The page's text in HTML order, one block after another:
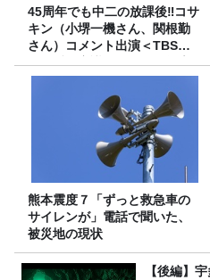
45周年でも中二の放課後‼コサ
キン（小堺一機さん、関根勤
さん）コメント出演＜TBSラ
ジオ番組審議会からのご報告
＞
熊本震度７「ずっと救急車の
サイレンが」電話で聞いた、
被災地の現状
【後編】